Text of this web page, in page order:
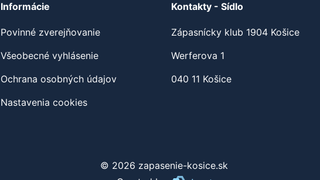
Informácie
Povinné zverejňovanie
Všeobecné vyhlásenie
Ochrana osobných údajov
Nastavenia cookies
Kontakty - Sídlo
Zápasnícky klub 1904 Košice
Werferova 1
040 11 Košice
© 2026 zapasenie-kosice.sk